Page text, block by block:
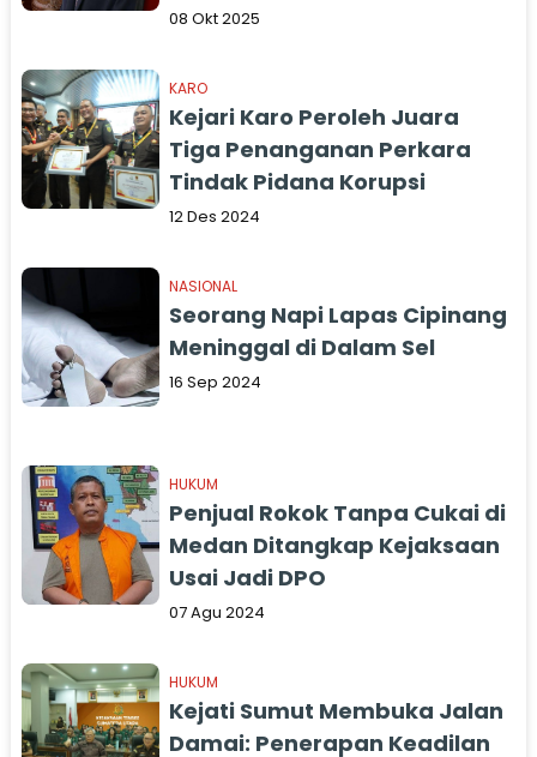
Pidana
08 Okt 2025
KARO
Kejari Karo Peroleh Juara
Tiga Penanganan Perkara
Tindak Pidana Korupsi
12 Des 2024
NASIONAL
Seorang Napi Lapas Cipinang
Meninggal di Dalam Sel
16 Sep 2024
HUKUM
Penjual Rokok Tanpa Cukai di
Medan Ditangkap Kejaksaan
Usai Jadi DPO
07 Agu 2024
HUKUM
Kejati Sumut Membuka Jalan
Damai: Penerapan Keadilan